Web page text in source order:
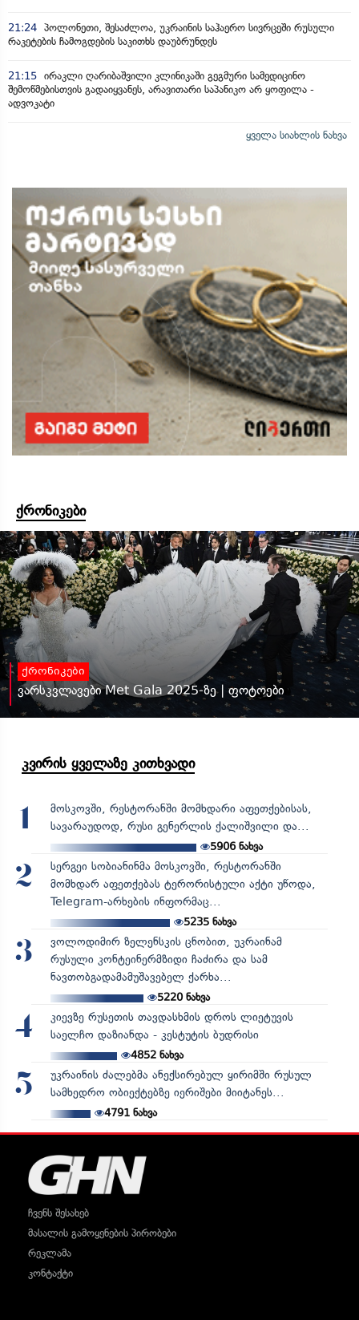
21:24 პოლონეთი, შესაძლოა, უკრაინის საჰაერო სივრცეში რუსული
რაკეტების ჩამოგდების საკითხს დაუბრუნდეს
21:15 ირაკლი ღარიბაშვილი კლინიკაში გეგმური სამედიცინო
შემოწმებისთვის გადაიყვანეს, არავითარი საპანიკო არ ყოფილა -
ადვოკატი
ყველა სიახლის ნახვა
ქრონიკები
ქრონიკები
ვარსკვლავები Met Gala 2025-ზე | ფოტოები
კვირის ყველაზე კითხვადი
1
მოსკოვში, რესტორანში მომხდარი აფეთქებისას,
სავარაუდოდ, რუსი გენერლის ქალიშვილი და...
5906ნახვა
2
სერგეი სობიანინმა მოსკოვში, რესტორანში
მომხდარ აფეთქებას ტერორისტული აქტი უწოდა,
Telegram-არხების ინფორმაც...
5235ნახვა
3
ვოლოდიმირ ზელენსკის ცნობით, უკრაინამ
რუსული კონტეინერმზიდი ჩაძირა და სამ
ნავთობგადამამუშავებელ ქარხა...
5220ნახვა
4
კიევზე რუსეთის თავდასხმის დროს ლიეტუვის
საელჩო დაზიანდა - კესტუტის ბუდრისი
4852ნახვა
5
უკრაინის ძალებმა ანექსირებულ ყირიმში რუსულ
სამხედრო ობიექტებზე იერიშები მიიტანეს...
4791ნახვა
ჩვენს შესახებ
მასალის გამოყენების პირობები
რეკლამა
კონტაქტი